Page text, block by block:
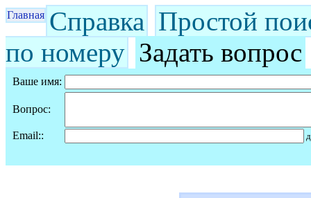
Главная Справка Простой
по номеру Задать вопрос
Ваше имя:
Вопрос:
Email::